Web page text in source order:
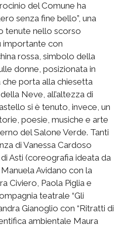
del Comune ha
senza fine bello”, una
tenute nello scorso
importante con
rossa, simbolo della
donne, posizionata in
che porta alla chiesetta
Neve, all’altezza di
si è tenuto, invece, un
poesie, musiche e arte
del Salone Verde. Tanti
di Vanessa Cardoso
Asti (coreografia ideata da
Avidano con la
Civiero, Paola Piglia e
teatrale “Gli
Gianoglio con “Ritratti di
ambientale Maura